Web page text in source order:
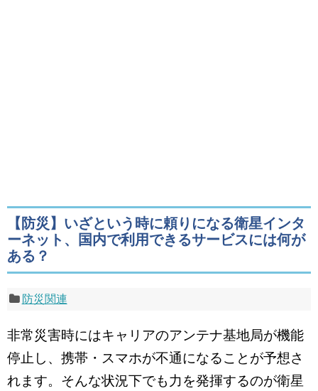
【防災】いざという時に頼りになる衛星インタ
ーネット、国内で利用できるサービスには何が
ある？
防災関連
非常災害時にはキャリアのアンテナ基地局が機能
停止し、携帯・スマホが不通になることが予想さ
れます。そんな状況下でも力を発揮するのが衛星